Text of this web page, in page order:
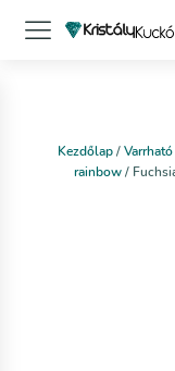
Kezdőlap/
rainbow/